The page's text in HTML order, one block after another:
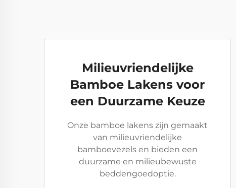
Milieuvriendelijke
Bamboe Lakens voor
een Duurzame Keuze
Onze bamboe lakens zijn gemaakt
van milieuvriendelijke
bamboevezels en bieden een
duurzame en milieubewuste
beddengoedoptie.